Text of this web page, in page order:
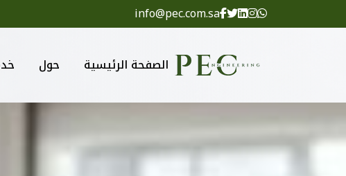
info@pec.com.sa
الصفحة الرئيسية حول